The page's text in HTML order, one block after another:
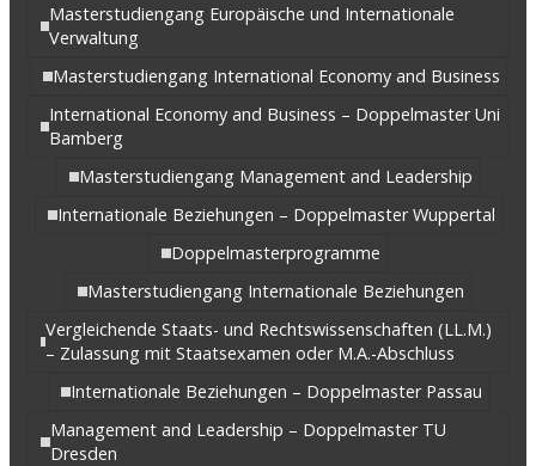
Masterstudiengang Europäische und Internationale
Verwaltung
Masterstudiengang International Economy and Business
International Economy and Business – Doppelmaster Uni
Bamberg
Masterstudiengang Management and Leadership
Internationale Beziehungen – Doppelmaster Wuppertal
Doppelmasterprogramme
Masterstudiengang Internationale Beziehungen
Vergleichende Staats- und Rechtswissenschaften (LL.M.)
– Zulassung mit Staatsexamen oder M.A.-Abschluss
Internationale Beziehungen – Doppelmaster Passau
Management and Leadership – Doppelmaster TU
Dresden